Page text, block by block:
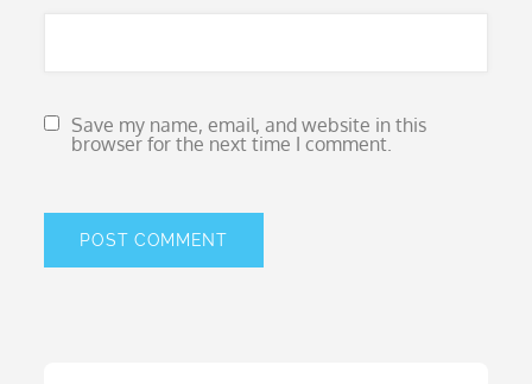
Save my name, email, and website in this
browser for the next time I comment.